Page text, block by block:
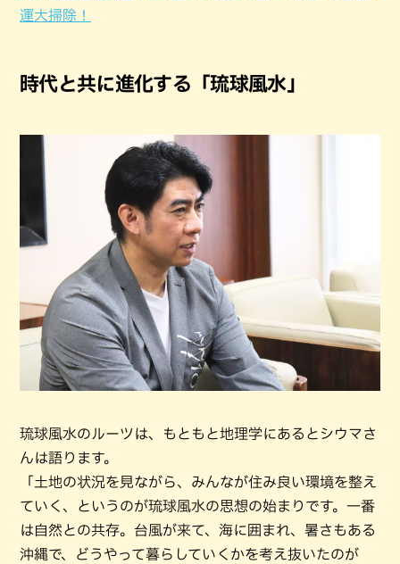
運大掃除！
時代と共に進化する「琉球風水」
琉球風水のルーツは、もともと地理学にあるとシウマさ
んは語ります。
「土地の状況を見ながら、みんなが住み良い環境を整え
ていく、というのが琉球風水の思想の始まりです。一番
は自然との共存。台風が来て、海に囲まれ、暑さもある
沖縄で、どうやって暮らしていくかを考え抜いたのが